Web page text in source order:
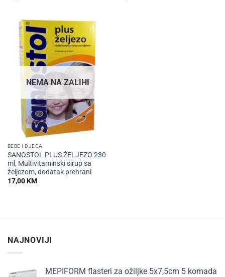
NEMA NA ZALIHI
BEBE I DJECA
SANOSTOL PLUS ŽELJEZO 230
ml, Multivitaminski sirup sa
željezom, dodatak prehrani
17,00KM
NAJNOVIJI
MEPIFORM flasteri za ožiljke 5x7,5cm 5 komada